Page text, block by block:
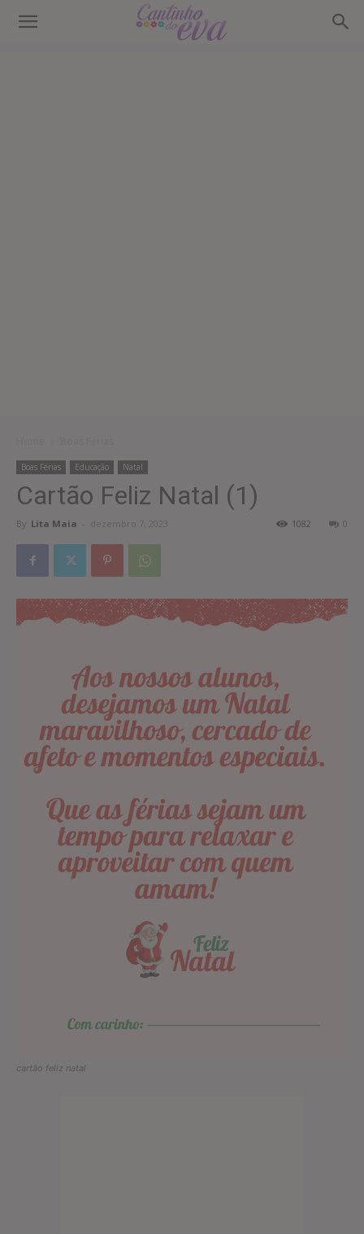
Cantinho
Boas Férias Educação Natal
Cartão Feliz Natal (1)
By Lita Maia - dezembro 7, 2023 0
1082
cartão feliz natal